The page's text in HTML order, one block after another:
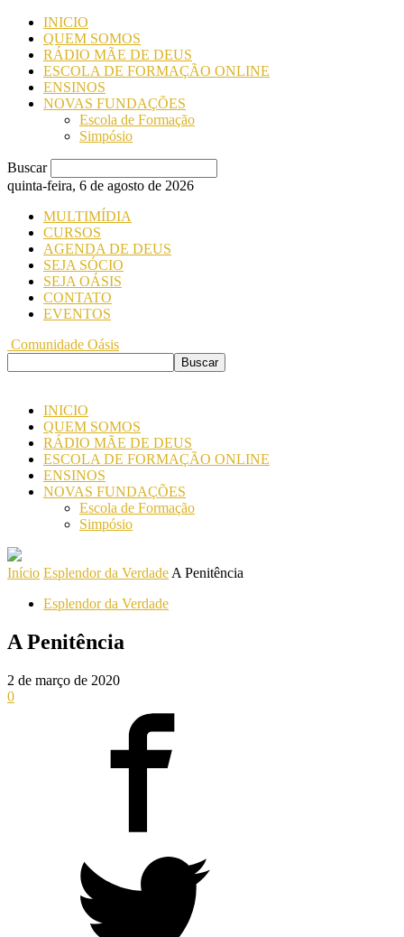
INICIO
QUEM SOMOS
RÁDIO MÃE DE DEUS
ESCOLA DE FORMAÇÃO ONLINE
ENSINOS
NOVAS FUNDAÇÕES
Escola de Formação
Simpósio
Buscar
quinta-feira, 6 de agosto de 2026
MULTIMÍDIA
CURSOS
AGENDA DE DEUS
SEJA SÓCIO
SEJA OÁSIS
CONTATO
EVENTOS
Comunidade Oásis
INICIO
QUEM SOMOS
RÁDIO MÃE DE DEUS
ESCOLA DE FORMAÇÃO ONLINE
ENSINOS
NOVAS FUNDAÇÕES
Escola de Formação
Simpósio
Início Esplendor da Verdade A Penitência
Esplendor da Verdade
A Penitência
2 de março de 2020
0